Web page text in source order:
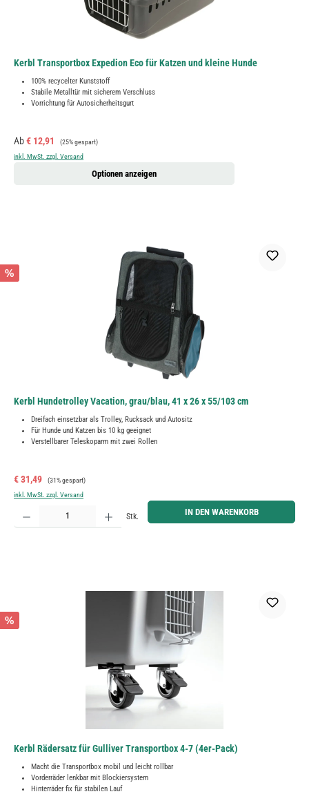
Kerbl Transportbox Expedion Eco für Katzen und kleine Hunde
100% recycelter Kunststoff
Stabile Metalltür mit sicherem Verschluss
Vorrichtung für Autosicherheitsgurt
Verkaufspreis:
Ab€ 12,91 Regulärer Preis:
(25% gespart)
inkl. MwSt. zzgl. Versand
Optionen anzeigen
%
Kerbl Hundetrolley Vacation, grau/blau, 41 x 26 x 55/103 cm
Dreifach einsetzbar als Trolley, Rucksack und Autositz
Für Hunde und Katzen bis 10 kg geeignet
Verstellbarer Teleskoparm mit zwei Rollen
Verkaufspreis:
€ 31,49 Regulärer Preis:
(31% gespart)
inkl. MwSt. zzgl. Versand
Produkt Anzahl: Gib den gewünschten Wert ein oder benutze die Schaltflächen um die Anzahl zu
Stk. IN DEN WARENKORB
%
Kerbl Rädersatz für Gulliver Transportbox 4-7 (4er-Pack)
Macht die Transportbox mobil und leicht rollbar
Vorderräder lenkbar mit Blockiersystem
Hinterräder fix für stabilen Lauf